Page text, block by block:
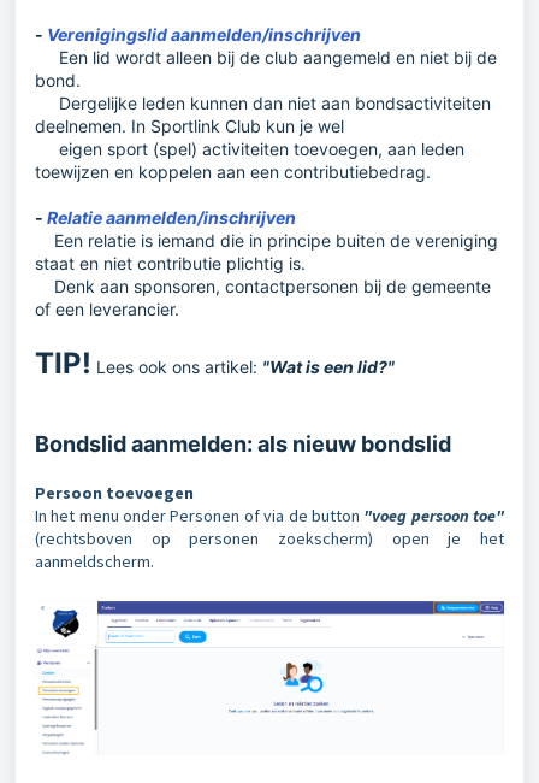
- Verenigingslid aanmelden/inschrijven
Een lid wordt alleen bij de club aangemeld en niet bij de
bond.
Dergelijke leden kunnen dan niet aan bondsactiviteiten
deelnemen. In Sportlink Club kun je wel
eigen sport (spel) activiteiten toevoegen, aan leden
toewijzen en koppelen aan een contributiebedrag.
- Relatie aanmelden/inschrijven
Een relatie is iemand die in principe buiten de vereniging
staat en niet contributie plichtig is.
Denk aan sponsoren, contactpersonen bij de gemeente
of een leverancier.
TIP! Lees ook ons artikel: "Wat is een lid?"
Bondslid aanmelden: als nieuw bondslid
Persoon toevoegen
In het menu onder Personen of via de button "voeg persoon toe"
(rechtsboven op personen zoekscherm) open je het
aanmeldscherm.